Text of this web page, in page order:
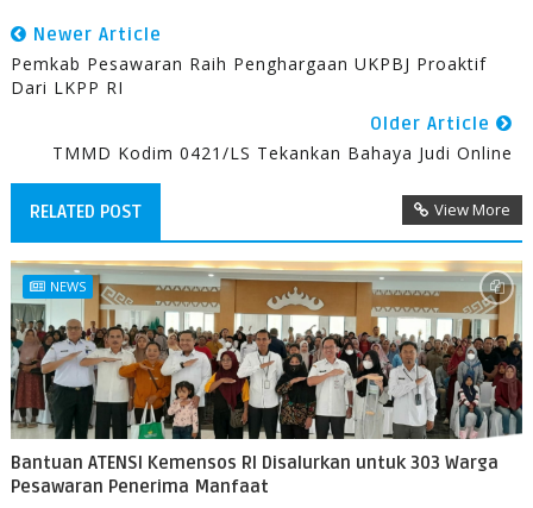
Newer Article
Pemkab Pesawaran Raih Penghargaan UKPBJ Proaktif
Dari LKPP RI
Older Article
TMMD Kodim 0421/LS Tekankan Bahaya Judi Online
RELATED POST View More
NEWS
Bantuan ATENSI Kemensos RI Disalurkan untuk 303 Warga
Pesawaran Penerima Manfaat